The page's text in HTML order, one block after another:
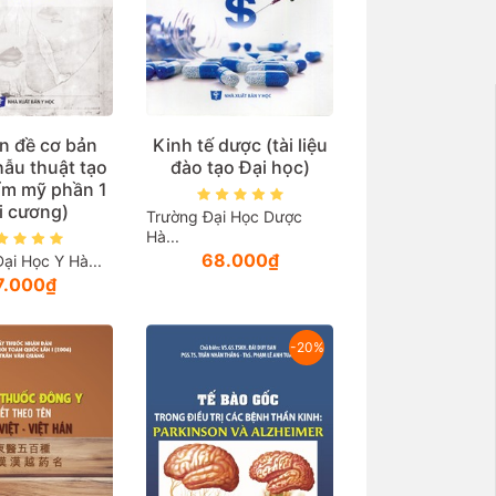
đề cơ bản
thuật tạo
mỹ phần 1
cương)
Học Y Hà...
Kinh tế dược (tài liệu
đào tạo Đại học)
Trường Đại Học Dược
Hà...
68.000₫
-20%